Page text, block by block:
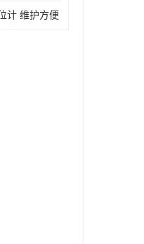
计 维护方便